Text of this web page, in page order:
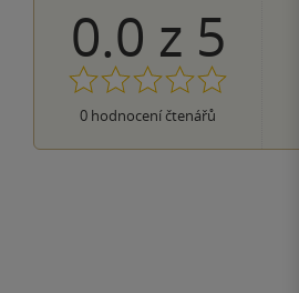
0.0 z 5
0 hodnocení čtenářů